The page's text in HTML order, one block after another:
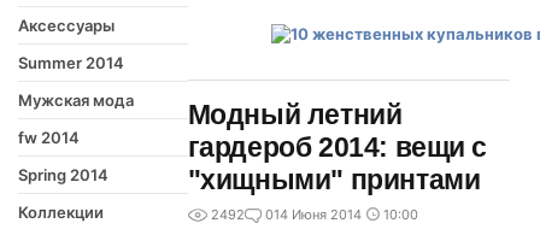
Аксессуары
Summer 2014
Мужская мода
fw 2014
Spring 2014
Коллекции
Модный летний
гардероб 2014: вещи с
"хищными" принтами
2492 014 Июня 2014 10:00